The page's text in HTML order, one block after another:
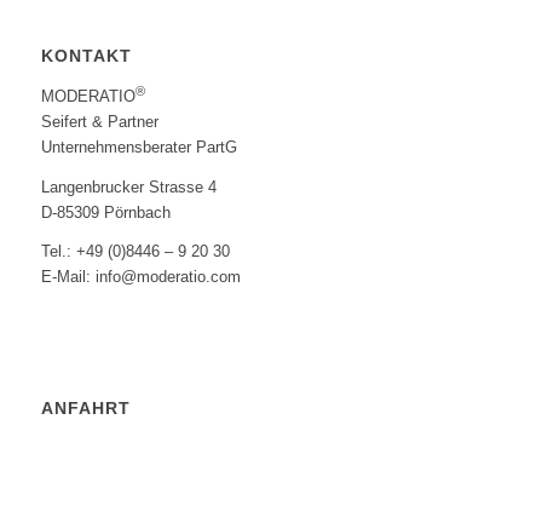
KONTAKT
MODERATIO®
Seifert & Partner
Unternehmensberater PartG
Langenbrucker Strasse 4
D-85309 Pörnbach
Tel.: +49 (0)8446 – 9 20 30
E-Mail: info@moderatio.com
ANFAHRT